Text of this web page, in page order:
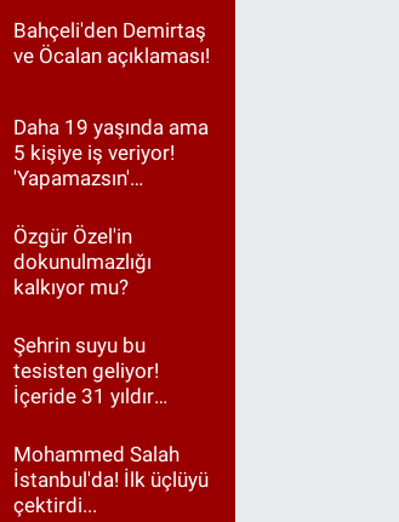
Bahçeli'den Demirtaş
ve Öcalan açıklaması!
Daha 19 yaşında ama
5 kişiye iş veriyor!
'Yapamazsın'
cevap
Özgür Özel'in
dokunulmazlığı
kalkıyor mu?
Şehrin suyu bu
tesisten geliyor!
İçeride 31 yıldır
Mohammed Salah
İstanbul'da! İlk üçlüyü
çektirdi...